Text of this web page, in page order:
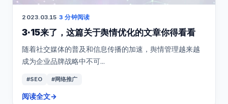
2023.03.15·3 分钟阅读
3·15来了，这篇关于舆情优化的文章你得看看
随着社交媒体的普及和信息传播的加速，舆情管理越来越
成为企业品牌战略中不可...
#SEO #网络推广
阅读全文→